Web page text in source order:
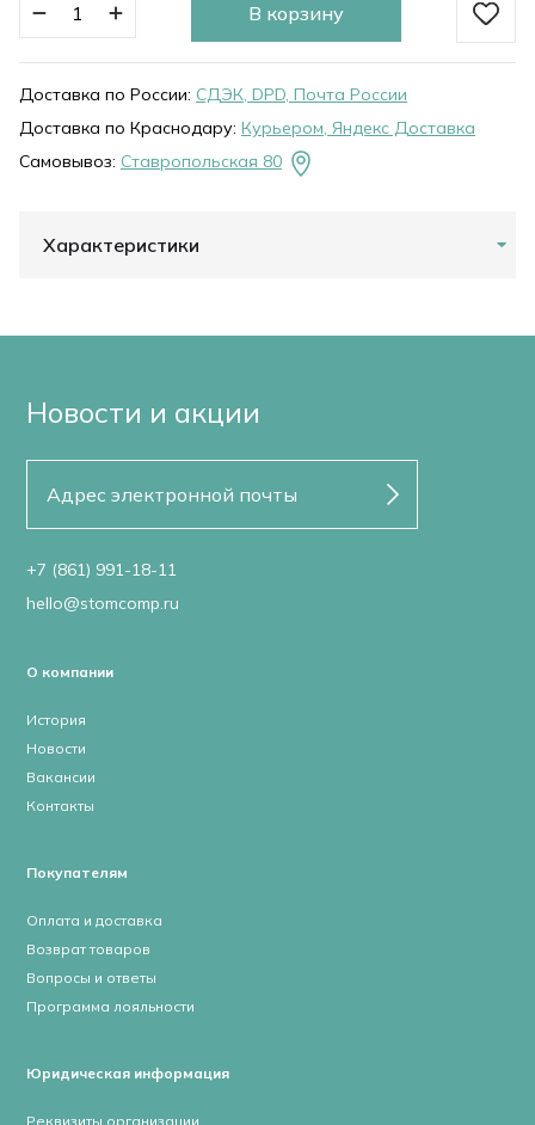
В корзину
Доставка по России: СДЭК, DPD, Почта России
Доставка по Краснодару: Курьером, Яндекс Доставка
Самовывоз: Ставропольская 80
Характеристики
Новости и акции
+7 (861) 991-18-11
hello@stomcomp.ru
О компании
История
Новости
Вакансии
Контакты
Покупателям
Оплата и доставка
Возврат товаров
Вопросы и ответы
Программа лояльности
Юридическая информация
Реквизиты организации